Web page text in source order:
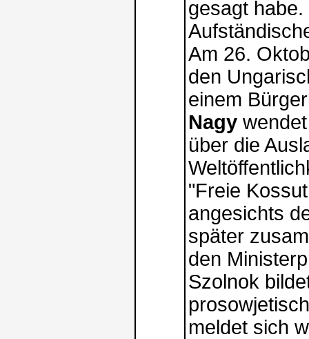
gesagt
Am 26.
den
einem
Nagy
über die
"Freie
angesichts
später
den
Szolnok
meldet sich